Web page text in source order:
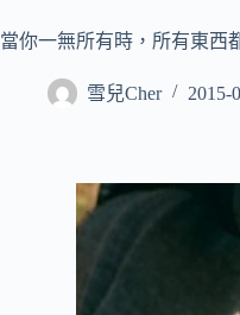
當你一無所有時，所有東西
雪兒Cher 2015-